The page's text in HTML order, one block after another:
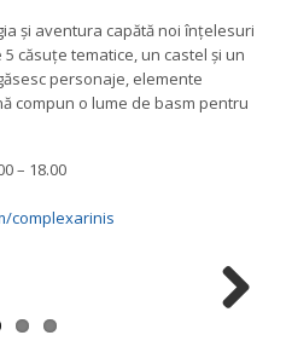
și aventura capătă noi înțelesuri
căsuțe tematice, un castel și un
personaje, elemente
compun o lume de basm pentru
– 18.00
complexarinis